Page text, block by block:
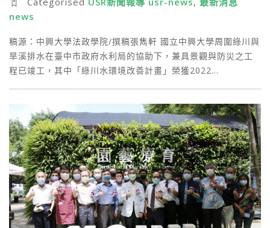
news
稿源：中興大學法政學院/撰稿張雋軒 國立中興大學周圍綠川與
旱溪排水在臺中市政府水利局的協助下，兼具景觀與防災之工
程已竣工，其中「綠川水環境改善計畫」榮獲2022…